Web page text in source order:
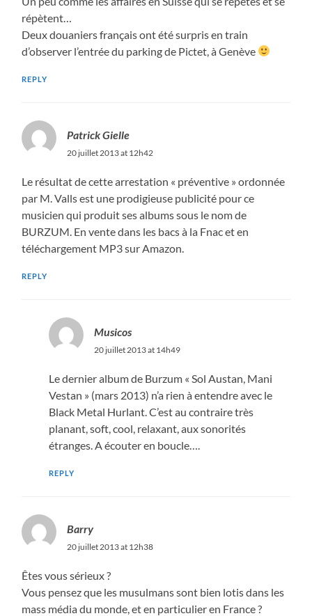
répètent…
Deux douaniers français ont été surpris en train
d’observer l’entrée du parking de Pictet, à Genève
REPLY
Patrick Gielle
20 juillet 2013 at 12h42
Le résultat de cette arrestation « préventive » ordonnée
par M. Valls est une prodigieuse publicité pour ce
musicien qui produit ses albums sous le nom de
BURZUM. En vente dans les bacs à la Fnac et en
téléchargement MP3 sur Amazon.
REPLY
Musicos
20 juillet 2013 at 14h49
Le dernier album de Burzum « Sol Austan, Mani
Vestan » (mars 2013) n’a rien à entendre avec le
Black Metal Hurlant. C’est au contraire très
planant, soft, cool, relaxant, aux sonorités
étranges. A écouter en boucle….
REPLY
Barry
20 juillet 2013 at 12h38
Êtes vous sérieux ?
Vous pensez que les musulmans sont bien lotis dans les
mass média du monde, et en particulier en France ?